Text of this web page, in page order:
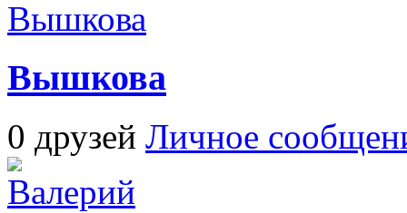
Вышкова
0 друзей Личное